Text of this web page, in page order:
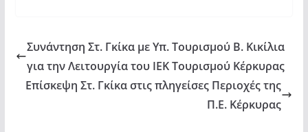
Συνάντηση Στ. Γκίκα με Υπ. Τουρισμού Β. Κικίλια
για την Λειτουργία του ΙΕΚ Τουρισμού Κέρκυρας
Επίσκεψη Στ. Γκίκα στις πληγείσες Περιοχές της
Π.Ε. Κέρκυρας